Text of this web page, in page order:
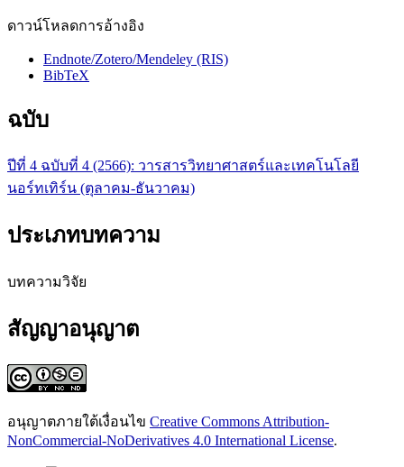
ดาวน์โหลดการอ้างอิง
Endnote/Zotero/Mendeley (RIS)
BibTeX
ฉบับ
ปีที่ 4 ฉบับที่ 4 (2566): วารสารวิทยาศาสตร์และเทคโนโลยี
นอร์ทเทิร์น (ตุลาคม-ธันวาคม)
ประเภทบทความ
บทความวิจัย
สัญญาอนุญาต
อนุญาตภายใต้เงื่อนไข Creative Commons Attribution-
NonCommercial-NoDerivatives 4.0 International License.